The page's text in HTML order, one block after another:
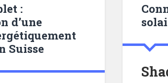
:
d’une
Suisse